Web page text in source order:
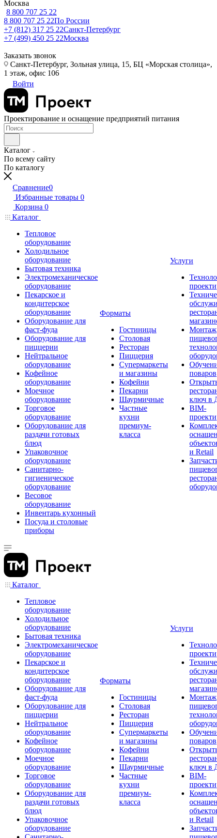
Москва
8 800 707 25 22
8 800 707 25 22По России
+7 (812) 317 25 22Санкт-Петербург
+7 (499) 450 25 22Москва
Заказать звонок
Санкт-Петербург, Зольная улица, 15, БЦ «Морская столица»,
1 этаж, офис 106
Войти
Проектирование и оснащение предприятий питания
Каталог
По всему сайту
По каталогу
Сравнение0
Избранные товары 0
Корзина 0
Каталог
Тепловое
оборудование
Холодильное
оборудование
Бытовая техника
Электромеханическое
оборудование
Пекарское и
кондитерское
оборудование
Оборудование для
фаст-фуда
Оборудование для
пиццерии
Нейтральное
оборудование
Кофейное
оборудование
Моечное
оборудование
Торговое
оборудование
Оборудование для
раздачи готовых
блюд
Упаковочное
оборудование
Санитарно-
гигиеническое
оборудование
Весовое
оборудование
Инвентарь кухонный
Посуда и столовые
приборы
Форматы
Гостиницы
Столовая
Ресторан
Пиццерия
Супермаркеты
и магазины
Кофейни
Пекарни
Шаурмичные
Частные
кухни
премиум-
класса
Услуги
Монтаж
поваров
ключ в
BIM-
и Retail
Каталог
Тепловое
оборудование
Холодильное
оборудование
Бытовая техника
Электромеханическое
оборудование
Пекарское и
кондитерское
оборудование
Оборудование для
фаст-фуда
Оборудование для
пиццерии
Нейтральное
оборудование
Кофейное
оборудование
Моечное
оборудование
Торговое
оборудование
Оборудование для
раздачи готовых
блюд
Упаковочное
оборудование
Форматы
Гостиницы
Столовая
Ресторан
Пиццерия
Супермаркеты
и магазины
Кофейни
Пекарни
Шаурмичные
Частные
кухни
премиум-
класса
Услуги
Монтаж
поваров
ключ в
BIM-
и Retail